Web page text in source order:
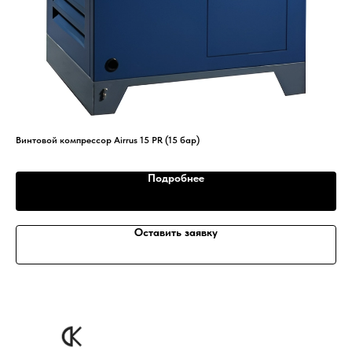
Винтовой компрессор Airrus 15 PR (15 бар)
Подробнее
Оставить заявку